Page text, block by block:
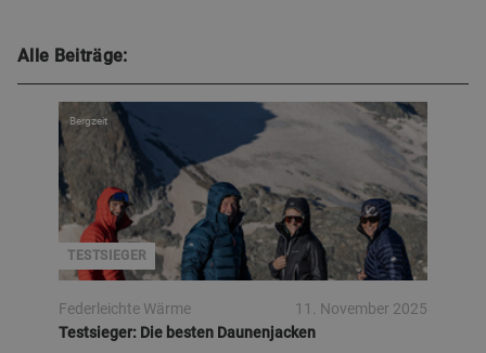
Alle Beiträge:
TESTSIEGER
Bergzeit
Federleichte Wärme
11. November 2025
Testsieger: Die besten Daunenjacken